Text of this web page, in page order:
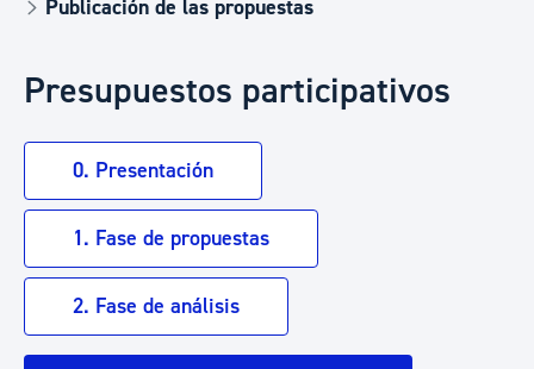
Publicación de las propuestas
Presupuestos participativos
0. Presentación
1. Fase de propuestas
2. Fase de análisis